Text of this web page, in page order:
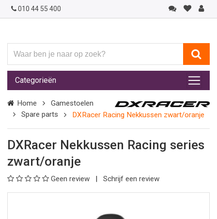
010 44 55 400
ben
je
naar
op
zoek?
Categorieën
Home
Gamestoelen
Spare parts
DXRacer Racing Nekkussen zwart/oranje
DXRacer Nekkussen Racing series
zwart/oranje
Geen review Schrijf een review